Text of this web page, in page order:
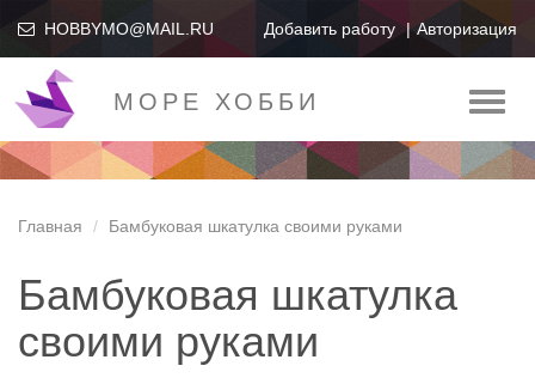
HOBBYMO@MAIL.RU Добавить работу Авторизация
МОРЕ ХОББИ
Главная Бамбуковая шкатулка своими руками
Бамбуковая шкатулка
своими руками